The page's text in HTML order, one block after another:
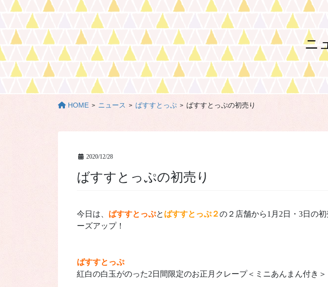
ニ
HOME ニュース ばすすとっぷ ばすすとっぷの初売り
2020/12/28
ばすすとっぷの初売り
今日は、 ばすすとっぷと ばすすとっぷ２の２店舗から1月2日・3日の
ーズアップ！
ばすすとっぷ
紅白の白玉がのった2日間限定のお正月クレープ＜ミニあんまん付き